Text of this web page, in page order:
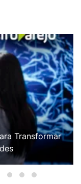
Transformar